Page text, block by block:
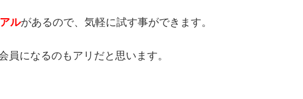
ルがあるので、気軽に試す事ができます。
員になるのもアリだと思います。